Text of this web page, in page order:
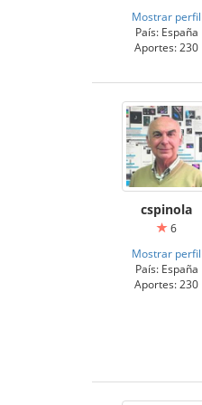
Mostrar perfil
País: España
Aportes: 230
cspinola
6
Mostrar perfil
País: España
Aportes: 230